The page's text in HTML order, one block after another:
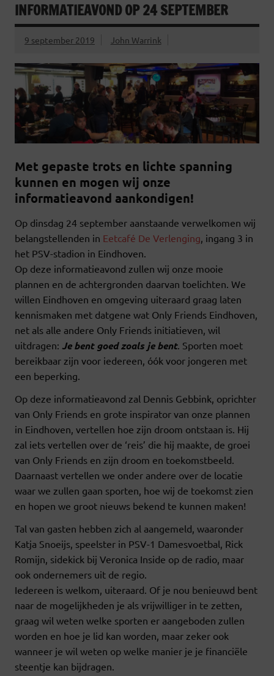
INFORMATIEAVOND OP 24 SEPTEMBER
9 september 2019 John Warrink
Met gepaste trots en lichte spanning
kunnen en mogen wij onze
informatieavond aankondigen!
Op dinsdag 24 september aanstaande verwelkomen wij
belangstellenden in Eetcafé De Verlenging , ingang 3 in
het PSV-stadion in Eindhoven.
Op deze informatieavond zullen wij onze mooie
plannen en de achtergronden daarvan toelichten. We
willen Eindhoven en omgeving uiteraard graag laten
kennismaken met datgene wat Only Friends Eindhoven,
net als alle andere Only Friends initiatieven, wil
uitdragen: Je bent goed zoals je bent. Sporten moet
bereikbaar zijn voor iedereen, óók voor jongeren met
een beperking.
Op deze informatieavond zal Dennis Gebbink, oprichter
van Only Friends en grote inspirator van onze plannen
in Eindhoven, vertellen hoe zijn droom ontstaan is. Hij
zal iets vertellen over de ‘reis’ die hij maakte, de groei
van Only Friends en zijn droom en toekomstbeeld.
Daarnaast vertellen we onder andere over de locatie
waar we zullen gaan sporten, hoe wij de toekomst zien
en hopen we groot nieuws bekend te kunnen maken!
Tal van gasten hebben zich al aangemeld, waaronder
Katja Snoeijs, speelster in PSV-1 Damesvoetbal, Rick
Romijn, sidekick bij Veronica Inside op de radio, maar
ook ondernemers uit de regio.
Iedereen is welkom, uiteraard. Of je nou benieuwd bent
naar de mogelijkheden je als vrijwilliger in te zetten,
graag wil weten welke sporten er aangeboden zullen
worden en hoe je lid kan worden, maar zeker ook
wanneer je wil weten op welke manier je je financiële
steentje kan bijdragen.